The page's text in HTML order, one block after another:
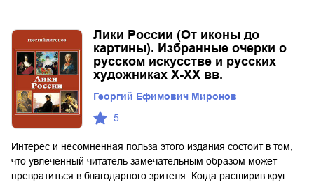
Лики России (От иконы до
картины). Избранные очерки о
русском искусстве и русских
художниках Х-ХХ вв.
Георгий Ефимович Миронов
5
Интерес и несомненная польза этого издания состоит в том,
что увлеченный читатель замечательным образом может
превратиться в благодарного зрителя. Когда расширив круг